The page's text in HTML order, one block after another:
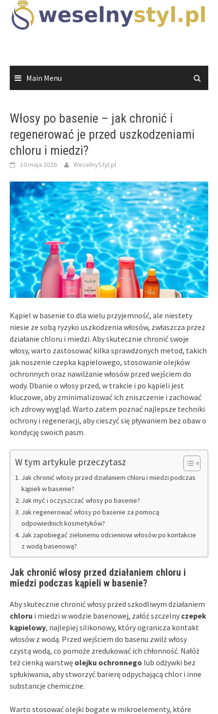
content
Main Menu
Włosy po basenie – jak chronić i
regenerować je przed uszkodzeniami
chloru i miedzi?
10 maja 2026 WeselnyStyl.pl
Kąpiel w basenie to dla wielu przyjemność, ale niestety
niesie ze sobą ryzyko uszkodzenia włosów, zwłaszcza przez
działanie chloru i miedzi. Aby skutecznie chronić swoje
włosy, warto zastosować kilka sprawdzonych metod, takich
jak noszenie czepka kąpielowego, stosowanie olejków
ochronnych oraz nawilżanie włosów przed wejściem do
wody. Dbanie o włosy przed, w trakcie i po kąpieli jest
kluczowe, aby zminimalizować ich zniszczenie i zachować
ich zdrowy wygląd. Warto zatem poznać najlepsze techniki
ochrony i regeneracji, aby cieszyć się pływaniem bez obaw o
kondycję swoich pasm.
W tym artykule przeczytasz
Jak chronić włosy przed działaniem chloru i miedzi podczas
kąpieli w basenie?
Jak myć i oczyszczać włosy po basenie?
Jak regenerować włosy po basenie za pomocą
odpowiednich kosmetyków?
Jak zapobiegać zielonemu odcieniowi włosów po kontakcie
z wodą basenową?
Jak chronić włosy przed działaniem chloru i
miedzi podczas kąpieli w basenie?
Aby skutecznie chronić włosy przed szkodliwym działaniem
chloru i miedzi w wodzie basenowej, załóż szczelny czepek
kąpielowy, najlepiej silikonowy, który ogranicza kontakt
włosów z wodą. Przed wejściem do basenu zwilż włosy
czystą wodą, co pomoże zredukować ich chłonność. Nałóż
też cienką warstwę olejku ochronnego lub odżywki bez
spłukiwania, aby stworzyć barierę odpychającą chlor i inne
substancje chemiczne.
Warto stosować olejki bogate w mikroelementy, które